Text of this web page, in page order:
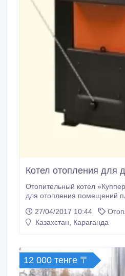
Котел отопления для
Отопительный котел
для отопления помещений
базовую комплектацию.
«Куппер» — это мощное
помещения площадью до
27/04/2017 10:44
Казахстан, Караганда
12 000 тенге 〒